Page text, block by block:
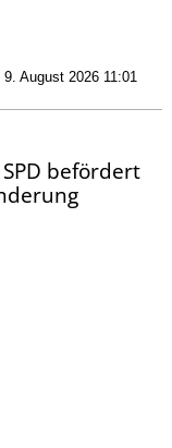
August 2026 11:01
befördert